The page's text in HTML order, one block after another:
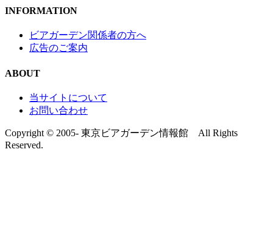
INFORMATION
ビアガーデン関係者の方へ
広告のご案内
ABOUT
当サイトについて
お問い合わせ
Copyright © 2005- 東京ビアガーデン情報館 All Rights
Reserved.